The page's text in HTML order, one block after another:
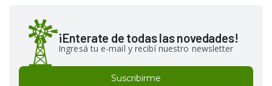
¡Enterate de todas las novedades!
Ingresá tu e-mail y recibí nuestro newsletter
Suscribirme